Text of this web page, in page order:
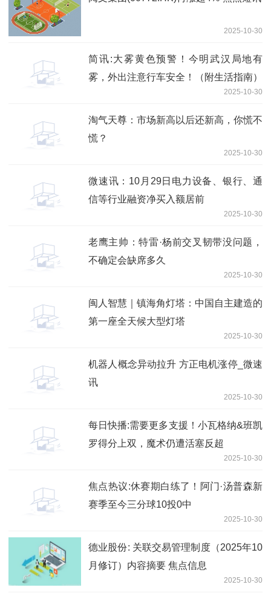
2025-10-30
简讯:大雾黄色预警！今明武汉局地有
雾，外出注意行车安全！（附生活指南）
2025-10-30
淘气天尊：市场新高以后还新高，你慌不
慌？
2025-10-30
微速讯：10月29日电力设备、银行、通
信等行业融资净买入额居前
2025-10-30
老鹰主帅：特雷·杨前交叉韧带没问题，
不确定会缺席多久
2025-10-30
闽人智慧｜镇海角灯塔：中国自主建造的
第一座全天候大型灯塔
2025-10-30
机器人概念异动拉升 方正电机涨停_微速
讯
2025-10-30
每日快播:需要更多支援！小瓦格纳&班凯
罗得分上双，魔术仍遭活塞反超
2025-10-30
焦点热议:休赛期白练了！阿门·汤普森新
赛季至今三分球10投0中
2025-10-30
德业股份: 关联交易管理制度（2025年10
月修订）内容摘要 焦点信息
2025-10-30